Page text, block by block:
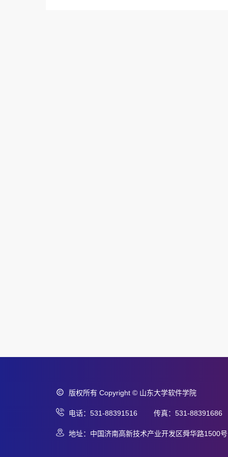
版权所有 Copyright © 山东大学软件学院
电话：531-88391516 传真：531-88391686
地址：中国济南高新技术产业开发区舜华路